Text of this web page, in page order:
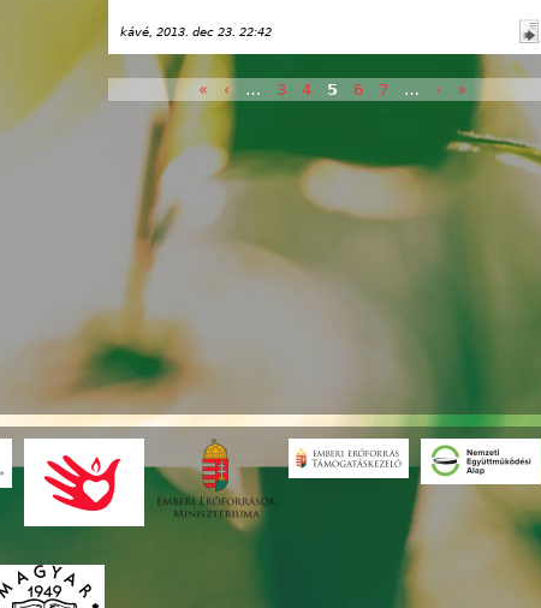
kávé , 2013. dec 23. 22:42
Oldalak « ‹ … 3 4 5 6 7 … › »